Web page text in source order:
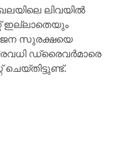
ലിവയിൽ
ഇല്ലാതെയും
സുരക്ഷയെ
ഡ്രൈവർമാരെ